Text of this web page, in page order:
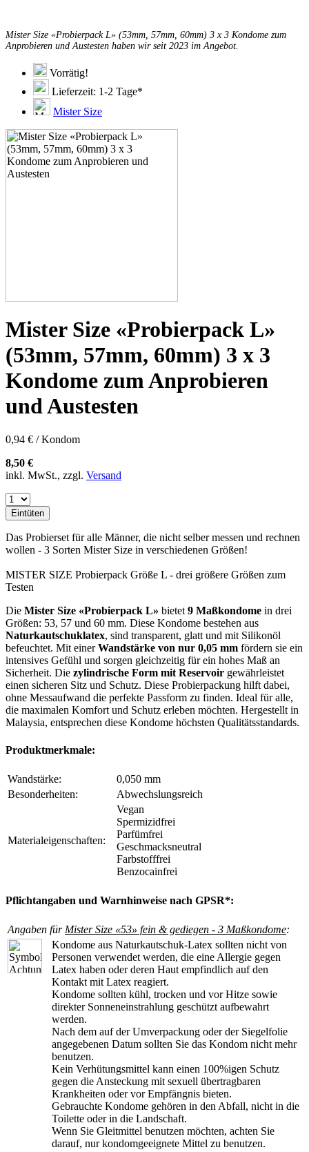
Mister Size «Probierpack L» (53mm, 57mm, 60mm) 3 x 3 Kondome zum
Anprobieren und Austesten haben wir seit 2023 im Angebot.
Vorrätig!
Lieferzeit: 1-2 Tage*
Mister Size
Mister Size «Probierpack L»
(53mm, 57mm, 60mm) 3 x 3
Kondome zum Anprobieren
und Austesten
0,94 € / Kondom
8,50 €
inkl. MwSt., zzgl. Versand
Eintüten
Das Probierset für alle Männer, die nicht selber messen und rechnen
wollen - 3 Sorten Mister Size in verschiedenen Größen!
MISTER SIZE Probierpack Größe L - drei größere Größen zum
Testen
Die Mister Size «Probierpack L» bietet 9 Maßkondome in drei
Größen: 53, 57 und 60 mm. Diese Kondome bestehen aus
Naturkautschuklatex, sind transparent, glatt und mit Silikonöl
befeuchtet. Mit einerWandstärke von nur 0,05 mm fördern sie ein
intensives Gefühl und sorgen gleichzeitig für ein hohes Maß an
Sicherheit. Die zylindrische Form mit Reservoir gewährleistet
einen sicheren Sitz und Schutz. Diese Probierpackung hilft dabei,
ohne Messaufwand die perfekte Passform zu finden. Ideal für alle,
die maximalen Komfort und Schutz erleben möchten. Hergestellt in
Malaysia, entsprechen diese Kondome höchsten Qualitätsstandards.
Produktmerkmale:
Wandstärke:
0,050 mm
Besonderheiten:
Abwechslungsreich
Materialeigenschaften:
Vegan
Spermizidfrei
Parfümfrei
Geschmacksneutral
Farbstofffrei
Benzocainfrei
Pflichtangaben und Warnhinweise nach GPSR*:
Angaben für Mister Size «53» fein & gediegen - 3 Maßkondome:
Kondome aus Naturkautschuk-Latex sollten nicht von
Personen verwendet werden, die eine Allergie gegen
Latex haben oder deren Haut empfindlich auf den
Kontakt mit Latex reagiert.
Kondome sollten kühl, trocken und vor Hitze sowie
direkter Sonneneinstrahlung geschützt aufbewahrt
werden.
Nach dem auf der Umverpackung oder der Siegelfolie
angegebenen Datum sollten Sie das Kondom nicht mehr
benutzen.
Kein Verhütungsmittel kann einen 100%igen Schutz
gegen die Ansteckung mit sexuell übertragbaren
Krankheiten oder vor Empfängnis bieten.
Gebrauchte Kondome gehören in den Abfall, nicht in die
Toilette oder in die Landschaft.
Wenn Sie Gleitmittel benutzen möchten, achten Sie
darauf, nur kondomgeeignete Mittel zu benutzen.